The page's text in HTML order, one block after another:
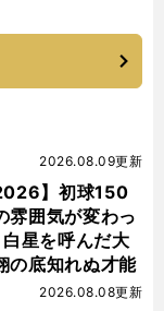
】初球150
雰囲気が変わっ
星を呼んだ大
の底知れぬ才能
2026.08.09更新
2026.08.08更新